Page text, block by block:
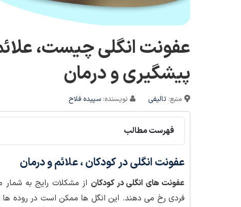
عفونت انگلی چیست،
پیشگیری و درمان
منبع: تالیفی نویسنده: سپیده فلاح
فهرست مطالب
عفونت انگلی در کودکان ، علائم و درمان
عفونت های انگلی در کودکان از مشکلات رایج به
فردی رخ می دهند. این انگل ها ممکن است در روده ها